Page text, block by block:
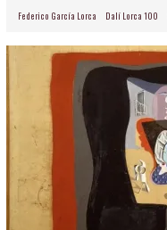
Federico García Lorca Dalí Lorca 100